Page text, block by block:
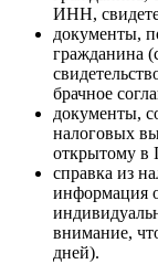
ИНН,
документы,
гражданина
брачное
документы,
налоговых
открытому в
справка из
информация
внимание,
дней).